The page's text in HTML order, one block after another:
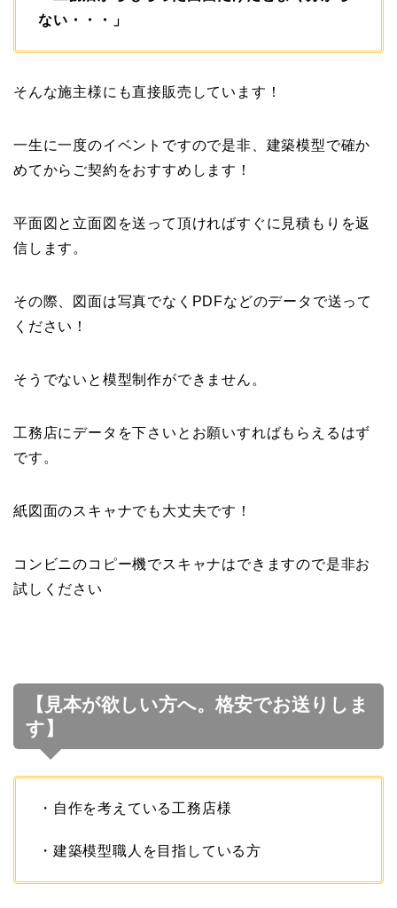
ない・・・」
そんな施主様にも直接販売しています！
一生に一度のイベントですので是非、建築模型で確か
めてからご契約をおすすめします！
平面図と立面図を送って頂ければすぐに見積もりを返
信します。
その際、図面は写真でなくPDFなどのデータで送って
ください！
そうでないと模型制作ができません。
工務店にデータを下さいとお願いすればもらえるはず
です。
紙図面のスキャナでも大丈夫です！
コンビニのコピー機でスキャナはできますので是非お
試しください
【見本が欲しい方へ。格安でお送りしま
す】
・自作を考えている工務店様
・建築模型職人を目指している方